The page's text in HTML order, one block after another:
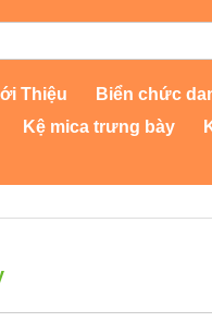
Thiệu Biển chức
Kệ mica trưng bày